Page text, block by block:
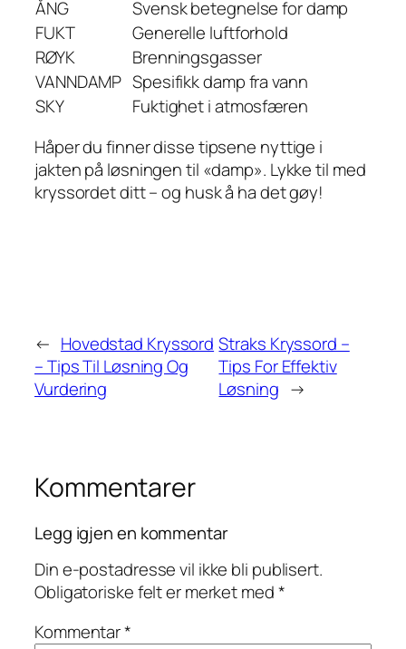
ÅNG
Svensk betegnelse for damp
FUKT
Generelle luftforhold
RØYK
Brenningsgasser
VANNDAMP Spesifikk damp fra vann
SKY
Fuktighet i atmosfæren
Håper du finner disse tipsene nyttige i
jakten på løsningen til «damp». Lykke til med
kryssordet ditt – og husk å ha det gøy!
← Hovedstad Kryssord
– Tips Til Løsning Og
Vurdering
Straks Kryssord –
Tips For Effektiv
Løsning →
Kommentarer
Legg igjen en kommentar
Din e-postadresse vil ikke bli publisert.
Obligatoriske felt er merket med*
Kommentar*